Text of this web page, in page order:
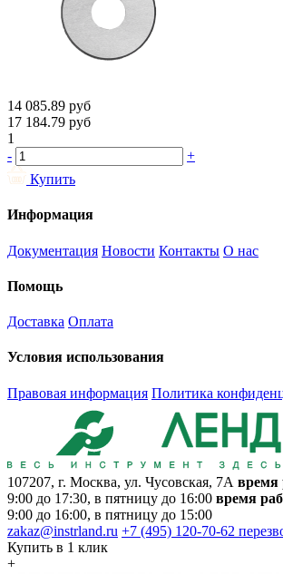
14 085.89 руб
17 184.79 руб
1
-
+
Купить
Информация
Документация Новости Контакты О нас
Помощь
Доставка Оплата
Условия использования
Правовая информация Политика
107207, г. Москва, ул. Чусовская, 7А время
9:00 до 17:30, в пятницу до 16:00 время
9:00 до 16:00, в пятницу до 15:00
zakaz@instrland.ru +7 (495) 120-70-62
Купить в 1 клик
+